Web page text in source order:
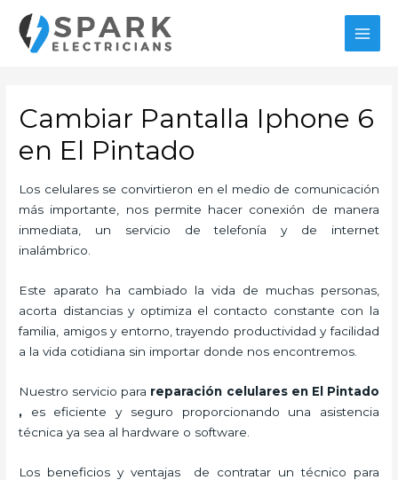
contenido
Cambiar Pantalla Iphone 6
en El Pintado
Los celulares se convirtieron en el medio de comunicación
más importante, nos permite hacer conexión de manera
inmediata, un servicio de telefonía y de internet
inalámbrico.
Este aparato ha cambiado la vida de muchas personas,
acorta distancias y optimiza el contacto constante con la
familia, amigos y entorno, trayendo productividad y facilidad
a la vida cotidiana sin importar donde nos encontremos.
Nuestro servicio para reparación celulares en El Pintado
, es eficiente y seguro proporcionando una asistencia
técnica ya sea al hardware o software.
Los beneficios y ventajas de contratar un técnico para